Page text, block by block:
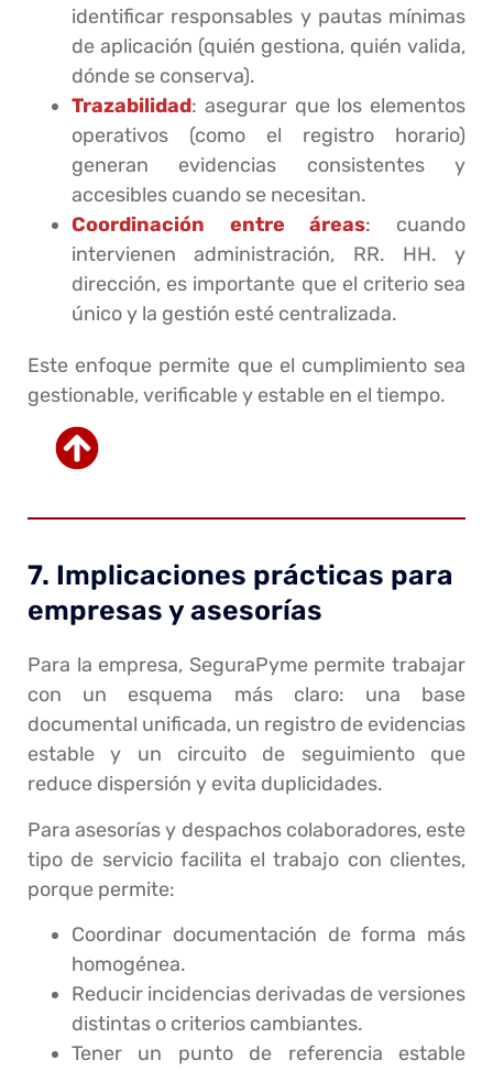
identificar responsables y pautas mínimas
de aplicación (quién gestiona, quién valida,
dónde se conserva).
Trazabilidad: asegurar que los elementos
operativos (como el registro horario)
generan evidencias consistentes y
accesibles cuando se necesitan.
Coordinación entre áreas: cuando
intervienen administración, RR. HH. y
dirección, es importante que el criterio sea
único y la gestión esté centralizada.
Este enfoque permite que el cumplimiento sea
gestionable, verificable y estable en el tiempo.
7. Implicaciones prácticas para
empresas y asesorías
Para la empresa, SeguraPyme permite trabajar
con un esquema más claro: una base
documental unificada, un registro de evidencias
estable y un circuito de seguimiento que
reduce dispersión y evita duplicidades.
Para asesorías y despachos colaboradores, este
tipo de servicio facilita el trabajo con clientes,
porque permite:
Coordinar documentación de forma más
homogénea.
Reducir incidencias derivadas de versiones
distintas o criterios cambiantes.
Tener un punto de referencia estable